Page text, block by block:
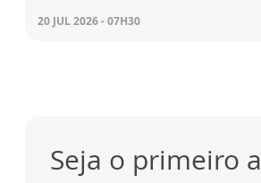
20 JUL 2026 - 07H30
Seja o primeiro a